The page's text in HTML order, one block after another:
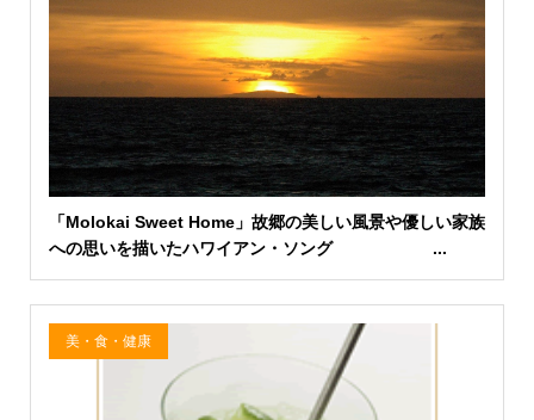
「Molokai Sweet Home」故郷の美しい風景や優しい家族
への思いを描いたハワイアン・ソング ...
美・食・健康